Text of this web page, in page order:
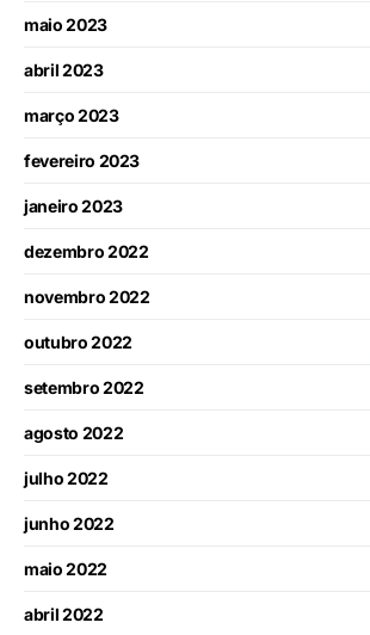
maio 2023
abril 2023
março 2023
fevereiro 2023
janeiro 2023
dezembro 2022
novembro 2022
outubro 2022
setembro 2022
agosto 2022
julho 2022
junho 2022
maio 2022
abril 2022